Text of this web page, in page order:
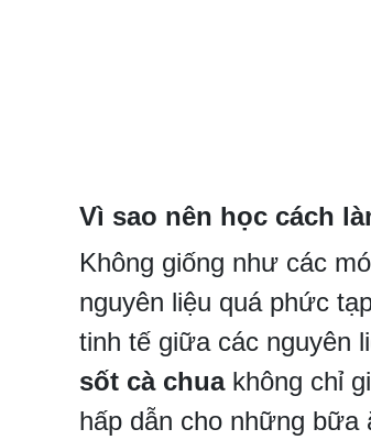
Vì sao nên học cách
Không giống như các
nguyên liệu quá phức
tinh tế giữa các nguyên
sốt cà chuakhông chỉ
hấp dẫn cho những bữa